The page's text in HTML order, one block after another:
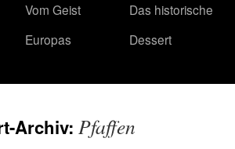
Vom Geist
Europas
Das historische
Dessert
Archiv: Pfaffen